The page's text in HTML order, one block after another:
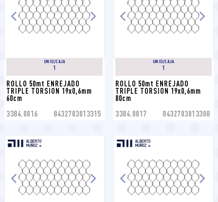
UNID/CAJA
1
ROLLO 50mt ENREJADO
TRIPLE TORSION 19x0,6mm
60cm
3384.0016 8432703013315
UNID/CAJA
1
ROLLO 50mt ENREJADO
TRIPLE TORSION 19x0,6mm
80cm
3384.0017 8432703013308